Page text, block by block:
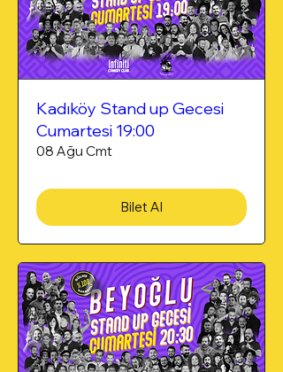
Kadıköy Stand up Gecesi
Cumartesi 19:00
08 Ağu Cmt
Bilet Al